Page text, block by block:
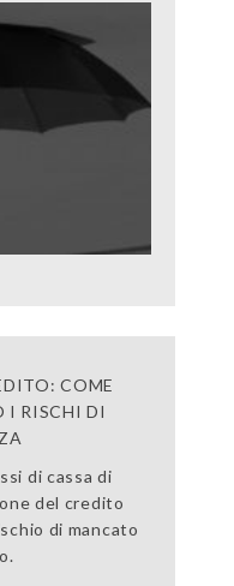
COME
I RISCHI DI
di cassa di
del credito
di mancato